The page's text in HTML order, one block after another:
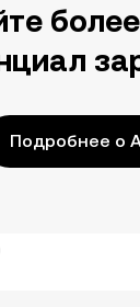
Подробнее о